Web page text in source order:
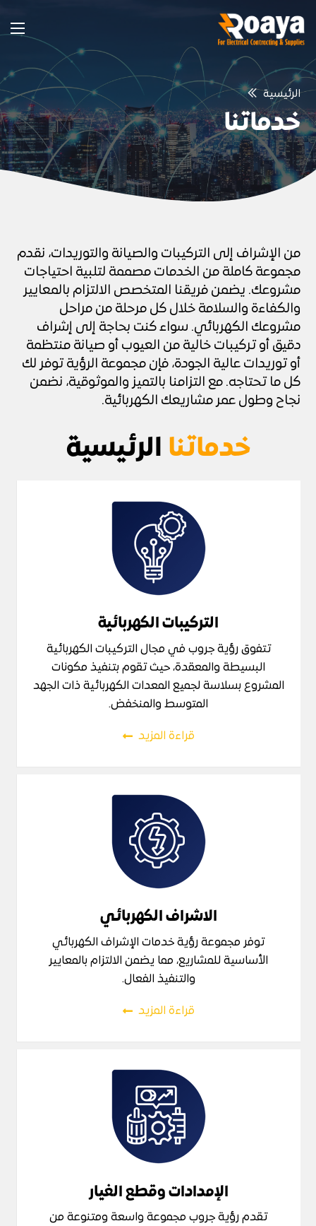
الرئيسية
خدماتنا
من الإشراف إلى التركيبات والصيانة والتوريدات، نقدم
مجموعة كاملة من الخدمات مصممة لتلبية احتياجات
مشروعك. يضمن فريقنا المتخصص الالتزام بالمعايير
والكفاءة والسلامة خلال كل مرحلة من مراحل
مشروعك الكهربائي. سواء كنت بحاجة إلى إشراف
دقيق أو تركيبات خالية من العيوب أو صيانة منتظمة
أو توريدات عالية الجودة، فإن مجموعة الرؤية توفر لك
كل ما تحتاجه. مع التزامنا بالتميز والموثوقية، نضمن
نجاح وطول عمر مشاريعك الكهربائية.
خدماتنا الرئيسية
التركيبات الكهربائية
تتفوق رؤية جروب في مجال التركيبات الكهربائية
البسيطة والمعقدة، حيث تقوم بتنفيذ مكونات
المشروع بسلاسة لجميع المعدات الكهربائية ذات الجهد
المتوسط والمنخفض.
قراءة المزيد
الاشراف الكهربائي
توفر مجموعة رؤية خدمات الإشراف الكهربائي
الأساسية للمشاريع، مما يضمن الالتزام بالمعايير
والتنفيذ الفعال.
قراءة المزيد
الإمدادات وقطع الغيار
تقدم رؤية جروب مجموعة واسعة ومتنوعة من